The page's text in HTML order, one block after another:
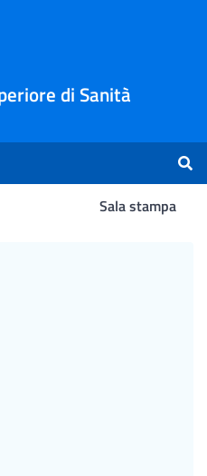
di Sanità
Sala stampa